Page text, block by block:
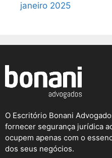
janeiro 2025
O Escritório Bonani
fornecer segurança jurídica
ocupem apenas com o
dos seus negócios.